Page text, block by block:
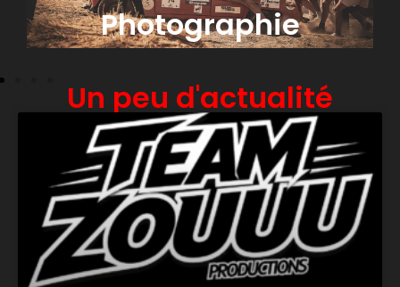
Photographie
Un peu d'actualité